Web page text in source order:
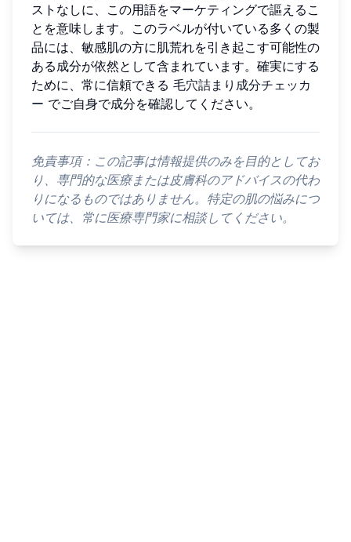
ストなしに、この用語をマーケティングで謳えるこ
とを意味します。このラベルが付いている多くの製
品には、敏感肌の方に肌荒れを引き起こす可能性の
ある成分が依然として含まれています。確実にする
ために、常に信頼できる 毛穴詰まり成分チェッカ
ー でご自身で成分を確認してください。
免責事項：この記事は情報提供のみを目的としてお
り、専門的な医療または皮膚科のアドバイスの代わ
りになるものではありません。特定の肌の悩みにつ
いては、常に医療専門家に相談してください。